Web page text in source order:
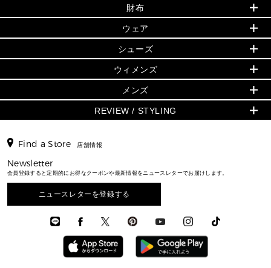
▶ ウィメンズすべて(ウェア・シューズ除く)
バッグ
財布・小物
ウェア
シューズ
時計・ジュエリー
アクセサリー
メンズ ウェア
財布・小物
ウェア
▶ メンズすべて
▶ すべて
▶ ウィメンズすべて
財布・小物
アクセサリー
フレグランス
シューズ
メンズ財布・小物
メンズアクセサリー
メンズシューズ
メンズウェア
人気の定番アイテム
日本限定 - バッグ
▶ ウィメンズすべて
トートバッグ
ショルダーバッグ
クロスボディ・斜め掛け
3 IN 1 / 2 IN 1 バッグ
▶ メンズすべて
財布
日本限定 - 財布・小物
▶ ウィメンズすべて
GREENWICH
折り財布(二つ折り・三つ折り)
長財布
お財布レビュー ▸
ウェア
▶ ウィメンズすべて
トップス
スカート・パンツ
ジャケット・アウター
シューズ
▶ ウィメンズすべて
サンダル
スニーカー
ウィメンズ
人気の定番アイテム
▶ ウィメンズすべて
▶ バッグすべて
通勤・通学アイテム
▶ 財布すべて
ミニ財布・フラグメントケース
折り財布(二つ折り・三つ折り)
メンズ
▶ メンズすべて
シューズ・靴
ウェア
REVIEW / STYLING
エディターレビュー
Find a Store 店舗情報
Newsletter
会員登録すると定期的にお得なクーポンや最新情報をニュースレターでお届けします。
ニュースレターを登録する